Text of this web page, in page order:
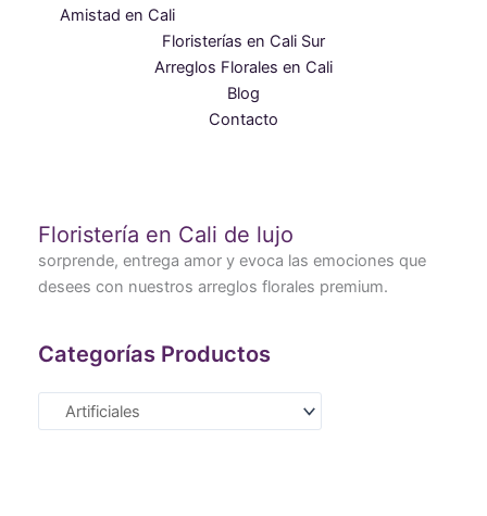
Amistad en Cali
Floristerías en Cali Sur
Arreglos Florales en Cali
Blog
Contacto
Floristería en Cali de lujo
sorprende, entrega amor y evoca las emociones que
desees con nuestros arreglos florales premium.
Categorías Productos